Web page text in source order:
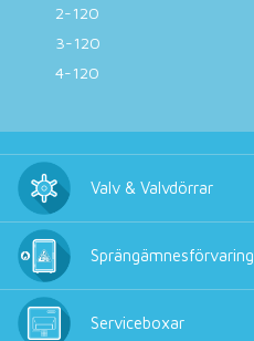
2-120
3-120
4-120
Valv & Valvdörrar
Sprängämnesförvaring
Serviceboxar